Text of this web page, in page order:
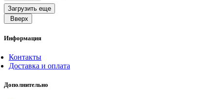
Загрузить еще
Вверх
Информация
Контакты
Доставка и оплата
Дополнительно